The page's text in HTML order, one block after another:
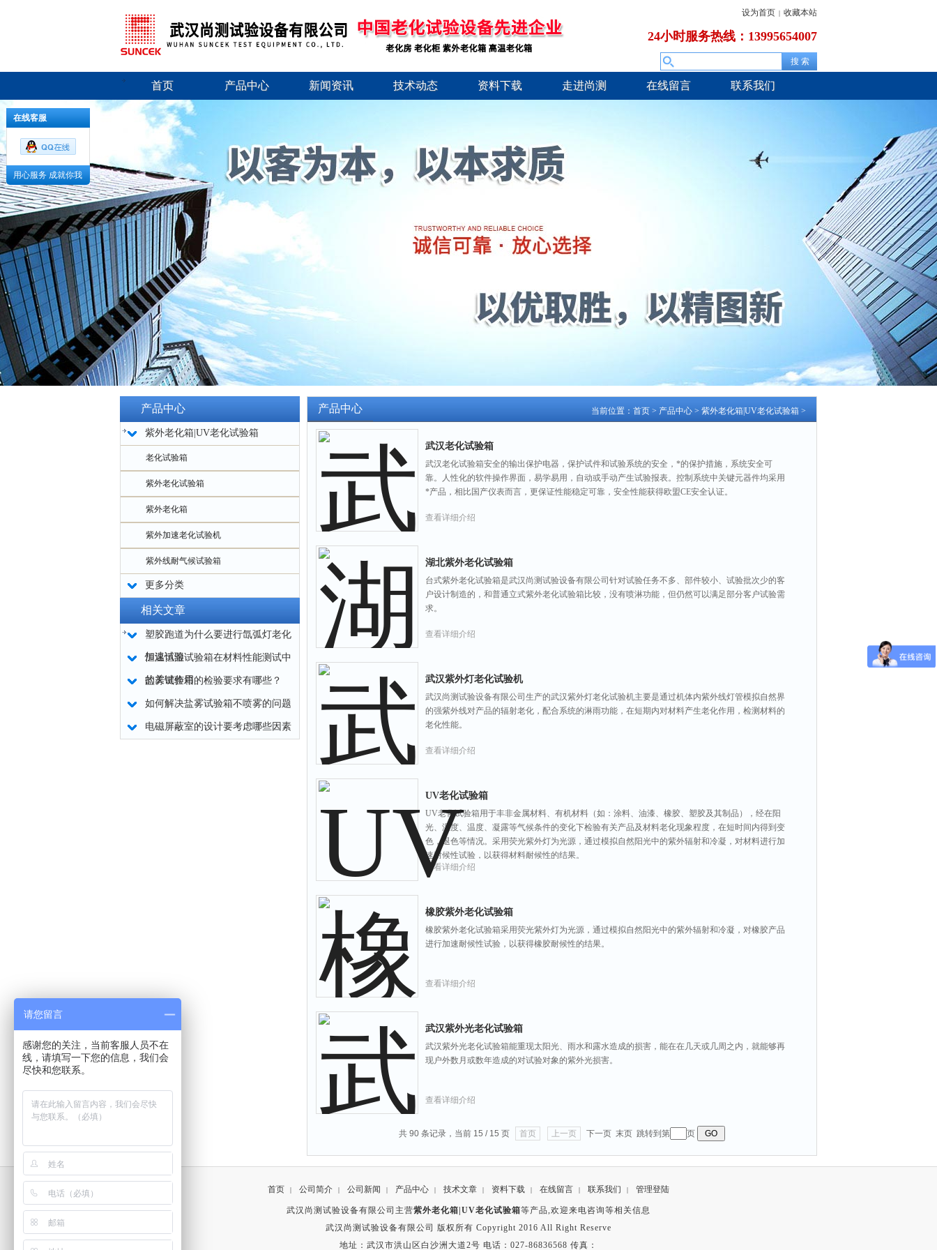
设为首页 | 收藏本站
24小时服务热线：13995654007
首页 产品中心 新闻资讯 技术动态 资料下载 走进尚测 在线留言 联系我们
产品中心
紫外老化箱|UV老化试验箱
老化试验箱
紫外老化试验箱
紫外老化箱
紫外加速老化试验机
紫外线耐气候试验箱
更多分类
相关文章
塑胶跑道为什么要进行氙弧灯老化
加速试验
恒温恒湿试验箱在材料性能测试中
的关键作用
盐雾试验箱的检验要求有哪些？
如何解决盐雾试验箱不喷雾的问题
电磁屏蔽室的设计要考虑哪些因素
当前位置： 首页 > 产品中心 > 紫外老化箱|UV老化试验箱 >
产品中心
武汉老化试验箱
武汉老化试验箱安全的输出保护电器，保护试件和试验系统的安全，*的保护措施，系统安全可
靠。人性化的软件操作界面，易学易用，自动或手动产生试验报表。控制系统中关键元器件均采用
*产品，相比国产仪表而言，更保证性能稳定可靠，安全性能获得欧盟CE安全认证。
查看详细介绍
湖北紫外老化试验箱
台式紫外老化试验箱是武汉尚测试验设备有限公司针对试验任务不多、部件较小、试验批次少的客
户设计制造的，和普通立式紫外老化试验箱比较，没有喷淋功能，但仍然可以满足部分客户试验需
求。
查看详细介绍
武汉紫外灯老化试验机
武汉尚测试验设备有限公司生产的武汉紫外灯老化试验机主要是通过机体内紫外线灯管模拟自然界
的强紫外线对产品的辐射老化，配合系统的淋雨功能，在短期内对材料产生老化作用，检测材料的
老化性能。
查看详细介绍
UV老化试验箱
UV老化试验箱用于丰非金属材料、有机材料（如：涂料、油漆、橡胶、塑胶及其制品），经在阳
光、湿度、温度、凝露等气候条件的变化下检验有关产品及材料老化现象程度，在短时间内得到变
色，退色等情况。采用荧光紫外灯为光源，通过模拟自然阳光中的紫外辐射和冷凝，对材料进行加
速耐候性试验，以获得材料耐候性的结果。
查看详细介绍
橡胶紫外老化试验箱
橡胶紫外老化试验箱采用荧光紫外灯为光源，通过模拟自然阳光中的紫外辐射和冷凝，对橡胶产品
进行加速耐候性试验，以获得橡胶耐候性的结果。
查看详细介绍
武汉紫外光老化试验箱
武汉紫外光老化试验箱能重现太阳光、雨水和露水造成的损害，能在在几天或几周之内，就能够再
现户外数月或数年造成的对试验对象的紫外光损害。
查看详细介绍
共 90 条记录，当前 15 / 15 页 首页 上一页 下一页 末页 跳转到第 页
首页 | 公司简介 | 公司新闻 | 产品中心 | 技术文章 | 资料下载 | 在线留言 | 联系我们 | 管理登陆
武汉尚测试验设备有限公司主营紫外老化箱|UV老化试验箱等产品,欢迎来电咨询等相关信息
武汉尚测试验设备有限公司 版权所有 Copyright 2016 All Right Reserve
地址：武汉市洪山区白沙洲大道2号 电话：027-86836568 传真：
在线客服
用心服务 成就你我
请您留言
感谢您的关注，当前客服人员不在
线，请填写一下您的信息，我们会
尽快和您联系。